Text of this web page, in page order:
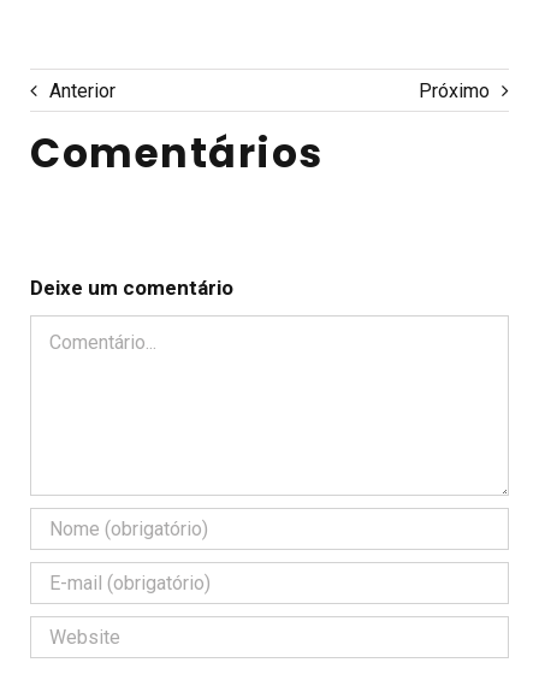
Anterior Próximo
Comentários
Deixe um comentário
Comentário